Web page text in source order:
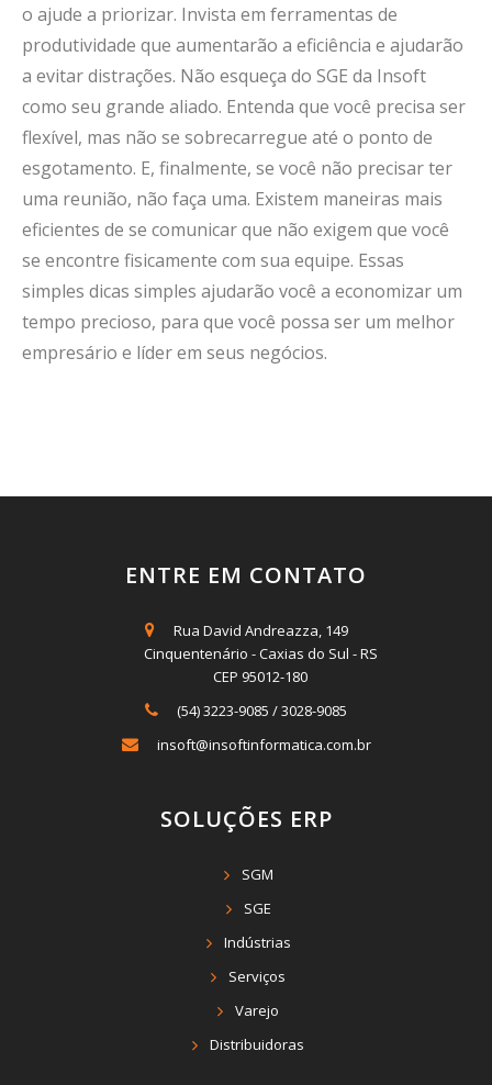
o ajude a priorizar. Invista em ferramentas de
produtividade que aumentarão a eficiência e ajudarão
a evitar distrações. Não esqueça do SGE da Insoft
como seu grande aliado. Entenda que você precisa ser
flexível, mas não se sobrecarregue até o ponto de
esgotamento. E, finalmente, se você não precisar ter
uma reunião, não faça uma. Existem maneiras mais
eficientes de se comunicar que não exigem que você
se encontre fisicamente com sua equipe. Essas
simples dicas simples ajudarão você a economizar um
tempo precioso, para que você possa ser um melhor
empresário e líder em seus negócios.
ENTRE EM CONTATO
Rua David Andreazza, 149
Cinquentenário - Caxias do Sul - RS
CEP 95012-180
(54) 3223-9085 /3028-9085
insoft@insoftinformatica.com.br
SOLUÇÕES ERP
SGM
SGE
Indústrias
Serviços
Varejo
Distribuidoras